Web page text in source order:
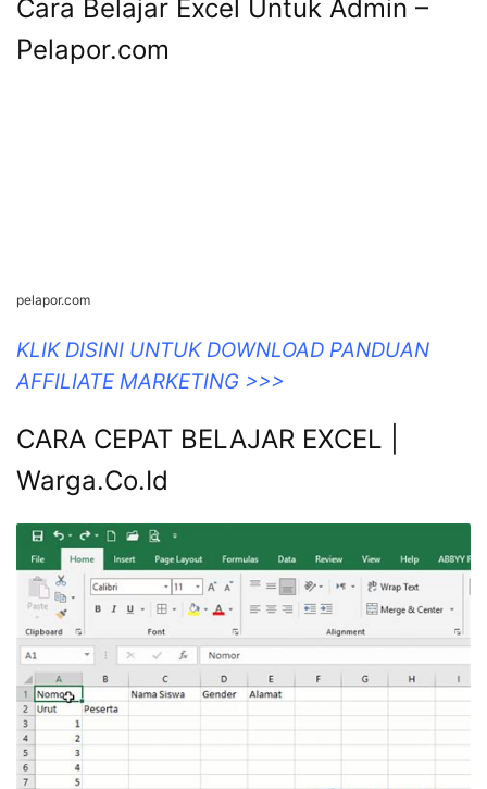
Cara Belajar Excel Untuk Admin –
Pelapor.com
pelapor.com
KLIK DISINI UNTUK DOWNLOAD PANDUAN
AFFILIATE MARKETING >>>
CARA CEPAT BELAJAR EXCEL |
Warga.Co.Id